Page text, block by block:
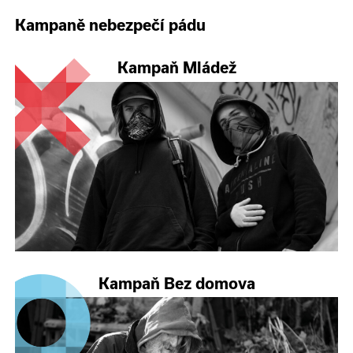
Kampaně nebezpečí pádu
Kampaň Mládež
Kampaň Bez domova